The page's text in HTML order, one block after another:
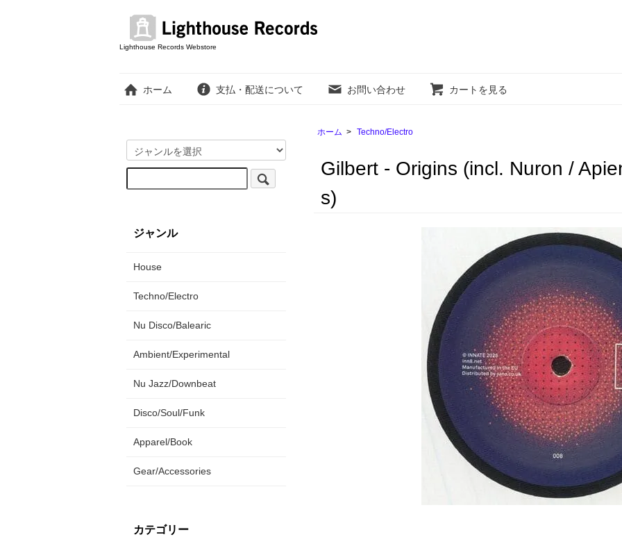
Lighthouse Records Webstore
ホーム 支払・配送について お問い合わせ カートを見る
ホーム > Techno/Electro
Gilbert - Origins (incl. Nuron /
s)
ジャンル
House
Techno/Electro
Nu Disco/Balearic
Ambient/Experimental
Nu Jazz/Downbeat
Disco/Soul/Funk
Apparel/Book
Gear/Accessories
カテゴリー